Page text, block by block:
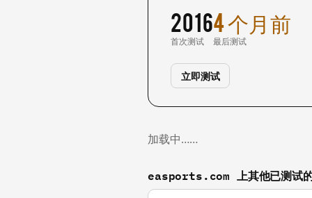
2016
首次测试
4 个月前
最后测试
立即测试
加载中……
easports.com 上其他已测试